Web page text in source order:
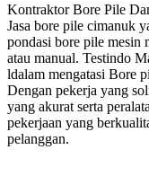
Kontraktor Bore Pile
Jasa bore pile cimanuk
pondasi bore pile mesin
atau manual. Testindo
ldalam mengatasi Bore
Dengan pekerja yang
yang akurat serta
pekerjaan yang
pelanggan.